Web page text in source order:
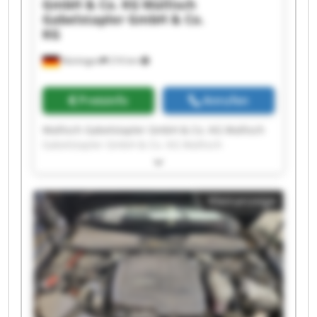
Nürtingen 216 km
GmbH & Co. KG Wallisch
Gabelstapler GmbH & Co.
KG
Preisinfo Anrufen
Wallisch Gabelstapler GmbH & Co. KG Wallisch
Gabelstapler GmbH & Co. KG Wallisch
Gabelstapler GmbH & Co. KG Wallisch
Gabelstapler GmbH & Co. KG Wallisch
Gabelstapler GmbH & Co. KG Wallisch
Gabelstapler GmbH & Co. KG Wallisch
Gabelstapler GmbH & Co. KG Wallisch
Gabelstapler GmbH & Co. KG Wallisch
Gabelstapler GmbH & Co. KG Wallisch
Gabelstapler GmbH & Co. KG Wallisch
Gabelstapler GmbH & Co. KG Wallisch
Kleinanzeige